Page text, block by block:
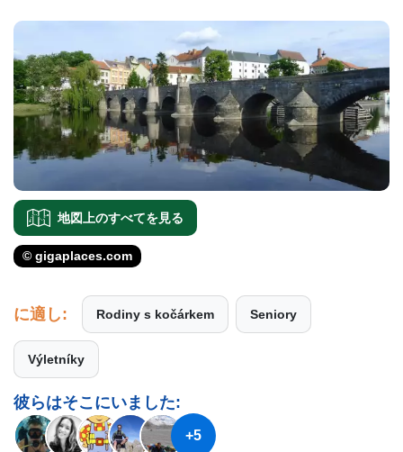
地図上のすべてを見る
© gigaplaces.com
に適し: Rodiny s kočárkem Seniory
Výletníky
彼らはそこにいました:
+5